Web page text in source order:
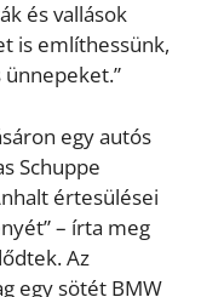
és vallások
is említhessünk,
egy autós
Schuppe
értesülései
– írta meg
Az
egy sötét BMW